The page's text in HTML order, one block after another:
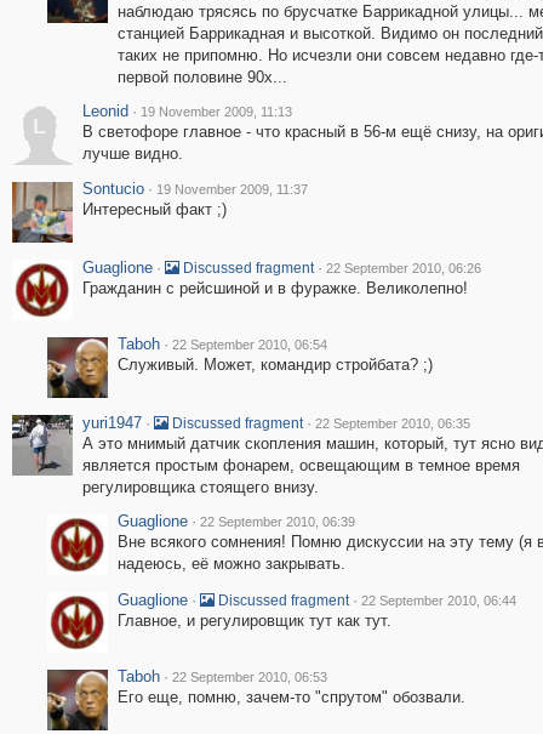
наблюдаю трясясь по брусчатке Баррикадной улицы...
станцией Баррикадная и высоткой. Видимо он
таких не припомню. Но исчезли они совсем недавно где-
первой половине 90х...
L
Leonid · 19 November 2009, 11:13
В светофоре главное - что красный в 56-м ещё снизу, на
лучше видно.
Sontucio · 19 November 2009, 11:37
Интересный факт ;)
Guaglione · Discussed fragment · 22 September 2010, 06:26
Гражданин с рейсшиной и в фуражке. Великолепно!
Taboh · 22 September 2010, 06:54
Служивый. Может, командир стройбата? ;)
yuri1947 · Discussed fragment · 22 September 2010, 06:35
А это мнимый датчик скопления машин, который, тут ясно
является простым фонарем, освещающим в темное время
регулировщика стоящего внизу.
Guaglione · 22 September 2010, 06:39
Вне всякого сомнения! Помню дискуссии на эту тему (я
надеюсь, её можно закрывать.
Guaglione · Discussed fragment · 22 September 2010, 06:44
Главное, и регулировщик тут как тут.
Taboh · 22 September 2010, 06:53
Его еще, помню, зачем-то "спрутом" обозвали.